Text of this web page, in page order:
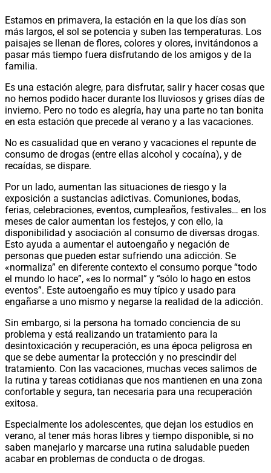
Estamos en primavera, la estación en la que los días son
más largos, el sol se potencia y suben las temperaturas. Los
paisajes se llenan de flores, colores y olores, invitándonos a
pasar más tiempo fuera disfrutando de los amigos y de la
familia.
Es una estación alegre, para disfrutar, salir y hacer cosas que
no hemos podido hacer durante los lluviosos y grises días de
invierno. Pero no todo es alegría, hay una parte no tan bonita
en esta estación que precede al verano y a las vacaciones.
No es casualidad que en verano y vacaciones el repunte de
consumo de drogas (entre ellas alcohol y cocaína), y de
recaídas, se dispare.
Por un lado, aumentan las situaciones de riesgo y la
exposición a sustancias adictivas. Comuniones, bodas,
ferias, celebraciones, eventos, cumpleaños, festivales… en los
meses de calor aumentan los festejos, y con ello, la
disponibilidad y asociación al consumo de diversas drogas.
Esto ayuda a aumentar el autoengaño y negación de
personas que pueden estar sufriendo una adicción. Se
«normaliza” en diferente contexto el consumo porque “todo
el mundo lo hace”, «es lo normal” y “sólo lo hago en estos
eventos”. Este autoengaño es muy típico y usado para
engañarse a uno mismo y negarse la realidad de la adicción.
Sin embargo, si la persona ha tomado conciencia de su
problema y está realizando un tratamiento para la
desintoxicación y recuperación, es una época peligrosa en
que se debe aumentar la protección y no prescindir del
tratamiento. Con las vacaciones, muchas veces salimos de
la rutina y tareas cotidianas que nos mantienen en una zona
confortable y segura, tan necesaria para una recuperación
exitosa.
Especialmente los adolescentes, que dejan los estudios en
verano, al tener más horas libres y tiempo disponible, si no
saben manejarlo y marcarse una rutina saludable pueden
acabar en problemas de conducta o de drogas.